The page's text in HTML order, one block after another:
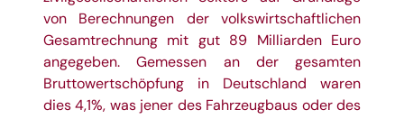
von Berechnungen der volkswirtschaftlichen
Gesamtrechnung mit gut 89 Milliarden Euro
angegeben. Gemessen an der gesamten
Bruttowertschöpfung in Deutschland waren
dies 4,1%, was jener des Fahrzeugbaus oder des